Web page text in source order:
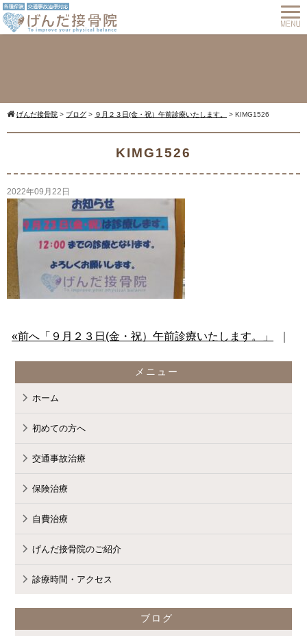
Warning: Undefined array key 0 in
/home/cmspro17/genda-
komatsu.com/public_html/wp-
content/themes/
Warning: Attempt to read property
"cat_name" on null in
げんだ接骨院 > ブログ > ９月２３日(金・祝）午前診療いたします。 > KIMG1526
KIMG1526
2022年09月22日
«前へ「９月２３日(金・祝）午前診療いたします。」
メニュー
ホーム
初めての方へ
交通事故治療
保険治療
自費治療
げんだ接骨院のご紹介
診療時間・アクセス
ブログ